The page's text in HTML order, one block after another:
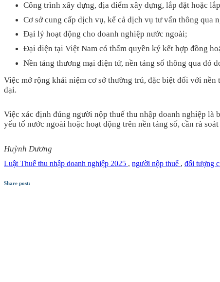
Công trình xây dựng, địa điểm xây dựng, lắp đặt hoặc
Cơ sở cung cấp dịch vụ, kể cả dịch vụ tư vấn thông qua
Đại lý hoạt động cho doanh nghiệp nước ngoài;
Đại diện tại Việt Nam có thẩm quyền ký kết hợp đồng
Nền tảng thương mại điện tử, nền tảng số thông qua đó
Việc mở rộng khái niệm cơ sở thường trú, đặc biệt đối với
đại.
Việc xác định đúng người nộp thuế thu nhập doanh nghiệp là
yếu tố nước ngoài hoặc hoạt động trên nền tảng số, cần rà
Huỳnh Dương
Luật Thuế thu nhập doanh nghiệp 2025 , người nộp thuế , đối tượng
Share post: